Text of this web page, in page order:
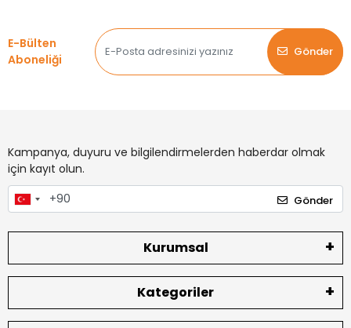
E-Bülten
Aboneliği
Gönder
Kampanya, duyuru ve bilgilendirmelerden haberdar olmak
için kayıt olun.
Gönder
Kurumsal
Kategoriler